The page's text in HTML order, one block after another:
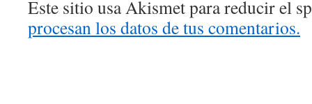
Este sitio usa Akismet para reducir el
procesan los datos de tus comentarios.